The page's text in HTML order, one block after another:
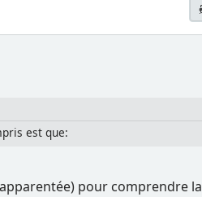
est que:
pour comprendre la